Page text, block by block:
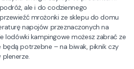
ale i do codziennego
mrożonki ze sklepu do domu
napojów przeznaczonych na
lodówki kampingowe możesz zabrać ze
potrzebne – na biwak, piknik czy